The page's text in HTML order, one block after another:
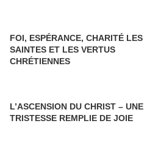
FOI, ESPÉRANCE, CHARITÉ LES
SAINTES ET LES VERTUS
CHRÉTIENNES
L’ASCENSION DU CHRIST – UNE
TRISTESSE REMPLIE DE JOIE